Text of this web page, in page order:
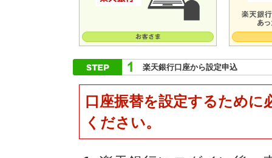
楽天銀行口座から設定申込
口座振替を設定するために
ください。